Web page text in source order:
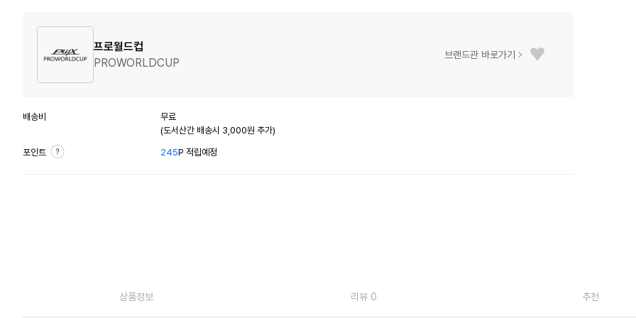
프로월드컵
PROWORLDCUP
브랜드관 바로가기
배송비
무료
(도서산간 배송시 3,000원 추가)
포인트 245P 적립예정
상품정보 리뷰 0 추천